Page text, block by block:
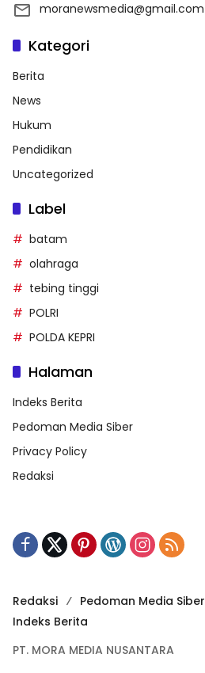
moranewsmedia@gmail.com
Kategori
Berita
News
Hukum
Pendidikan
Uncategorized
Label
batam
olahraga
tebing tinggi
POLRI
POLDA KEPRI
Halaman
Indeks Berita
Pedoman Media Siber
Privacy Policy
Redaksi
Redaksi Pedoman Media Siber
Indeks Berita
PT. MORA MEDIA NUSANTARA